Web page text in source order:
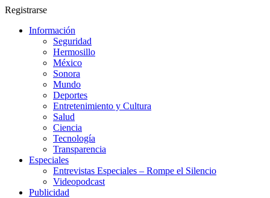
Registrarse
Información
Seguridad
Hermosillo
México
Sonora
Mundo
Deportes
Entretenimiento y Cultura
Salud
Ciencia
Tecnología
Transparencia
Especiales
Entrevistas Especiales – Rompe el Silencio
Videopodcast
Publicidad